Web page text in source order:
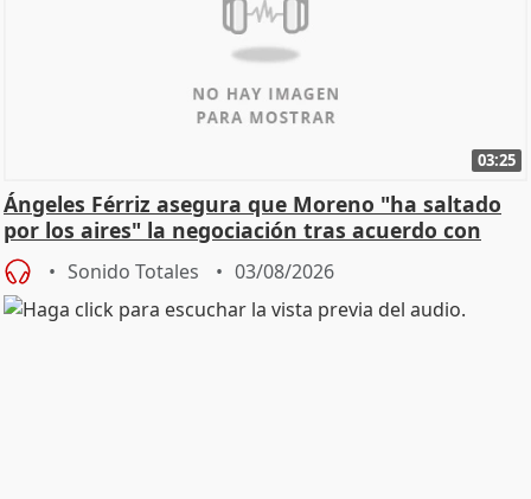
03:25
Ángeles Férriz asegura que Moreno "ha saltado
por los aires" la negociación tras acuerdo con
SMA
Sonido Totales 03/08/2026